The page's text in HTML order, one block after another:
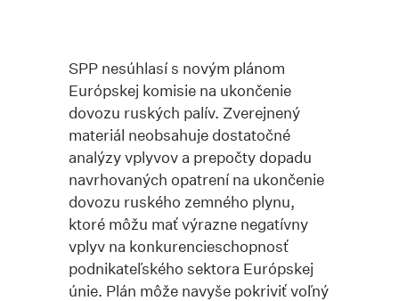
SPP nesúhlasí s novým plánom
Európskej komisie na ukončenie
dovozu ruských palív. Zverejnený
materiál neobsahuje dostatočné
analýzy vplyvov a prepočty dopadu
navrhovaných opatrení na ukončenie
dovozu ruského zemného plynu,
ktoré môžu mať výrazne negatívny
vplyv na konkurencieschopnosť
podnikateľského sektora Európskej
únie. Plán môže navyše pokriviť voľný